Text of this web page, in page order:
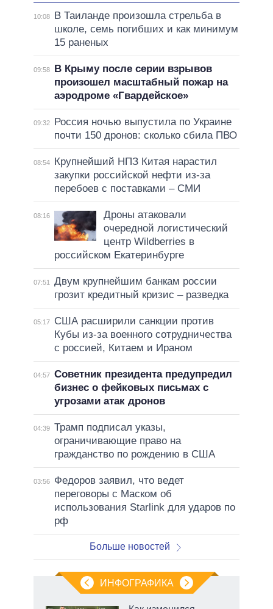
10:08
В Таиланде произошла стрельба в
школе, семь погибших и как минимум
15 раненых
09:58
В Крыму после серии взрывов
произошел масштабный пожар на
аэродроме «Гвардейское»
09:32
Россия ночью выпустила по Украине
почти 150 дронов: сколько сбила ПВО
08:54
Крупнейший НПЗ Китая нарастил
закупки российской нефти из-за
перебоев с поставками – СМИ
08:16
Дроны атаковали
очередной логистический
центр Wildberries в
российском Екатеринбурге
07:51
Двум крупнейшим банкам россии
грозит кредитный кризис – разведка
05:17
США расширили санкции против
Кубы из-за военного сотрудничества
с россией, Китаем и Ираном
04:57 Советник президента предупредил
бизнес о фейковых письмах с
угрозами атак дронов
04:39 Трамп подписал указы,
ограничивающие право на
гражданство по рождению в США
03:56
Федоров заявил, что ведет
переговоры с Маском об
использования Starlink для ударов по
рф
Больше новостей
ИНФОГРАФИКА